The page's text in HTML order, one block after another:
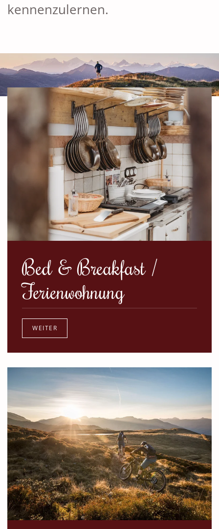
kennenzulernen.
Bed & Breakfast /
Ferienwohnung
WEITER